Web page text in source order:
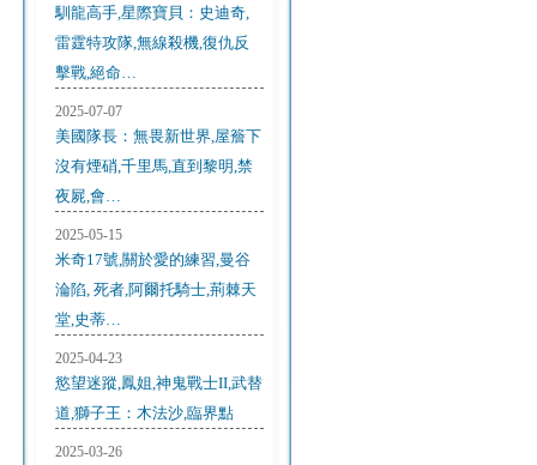
馴龍高手,星際寶貝：史迪奇,
雷霆特攻隊,無線殺機,復仇反
擊戰,絕命…
2025-07-07
美國隊長：無畏新世界,屋簷下
沒有煙硝,千里馬,直到黎明,禁
夜屍,會…
2025-05-15
米奇17號,關於愛的練習,曼谷
淪陷, 死者,阿爾托騎士,荊棘天
堂,史蒂…
2025-04-23
慾望迷蹤,鳳姐,神鬼戰士II,武替
道,獅子王：木法沙,臨界點
2025-03-26